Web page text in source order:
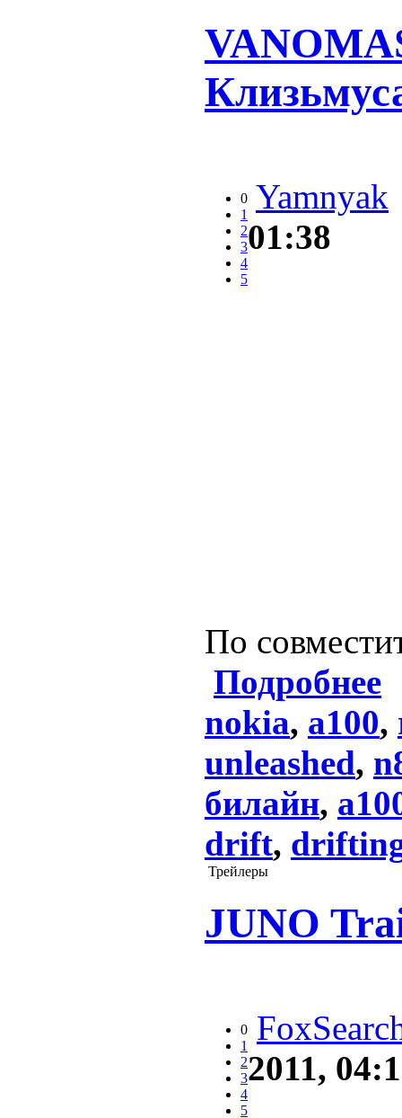
0
1
2
3
4
5
Yamnyak
01:38
По
Подробнее
nokia, a100,
unleashed,
билайн,
drift,
Трейлеры
JUNO
0
1
2
3
4
5
2011,